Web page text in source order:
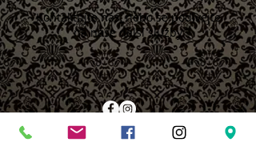
Kontaktujte nás, nebo se podívejte
na naše další služby
L & N beauty lounge